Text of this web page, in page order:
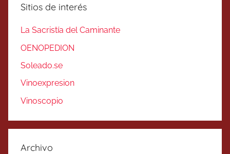
Sitios de interés
La Sacristía del Caminante
OENOPEDION
Soleado.se
Vinoexpresion
Vinoscopio
Archivo